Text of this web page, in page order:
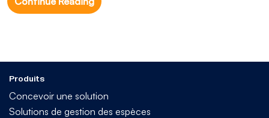
Produits
Concevoir une solution
Solutions de gestion des espèces